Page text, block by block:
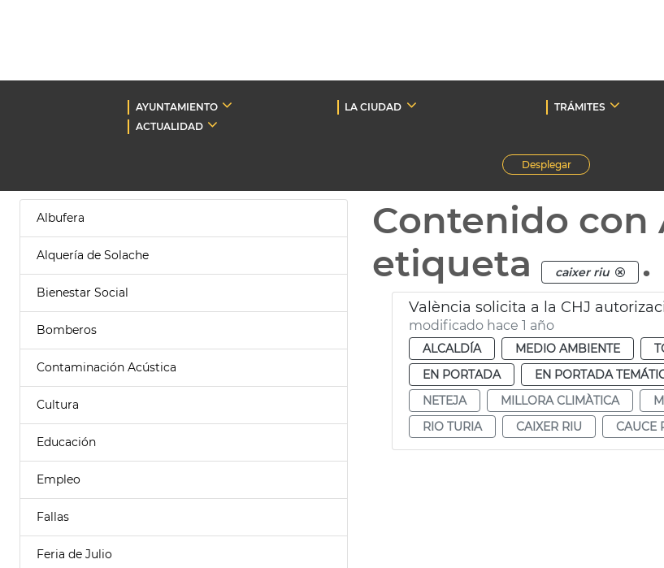
AYUNTAMIENTO LA CIUDAD TRÁMITES
ACTUALIDAD
Desplegar
Albufera
Alquería de Solache
Bienestar Social
Bomberos
Contaminación Acústica
Cultura
Educación
Empleo
Fallas
Feria de Julio
Contenido con
etiqueta
caixer riu .
València solicita a la CHJ
modificado hace 1 año
ALCALDÍA MEDIO AMBIENTE
EN PORTADA
EN PORTADA
NETEJA
MILLORA CLIMÀTICA
RIO TURIA
CAIXER RIU CAUCE